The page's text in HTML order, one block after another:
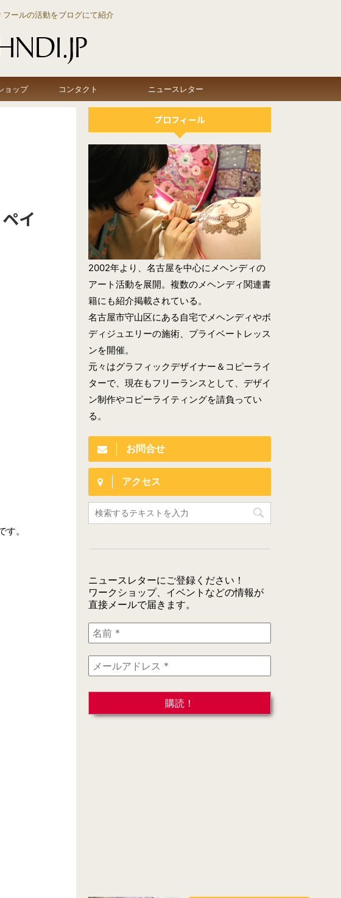
ールの活動をブログにて紹介
ョップ コンタクト ニュースレター
イ
。
プロフィール
2002年より、名古屋を中心にメヘンディの
アート活動を展開。複数のメヘンディ関連書
籍にも紹介掲載されている。
名古屋市守山区にある自宅でメヘンディやボ
ディジュエリーの施術、プライベートレッス
ンを開催。
元々はグラフィックデザイナー＆コピーライ
ターで、現在もフリーランスとして、デザイ
ン制作やコピーライティングを請負ってい
る。
お問合せ
アクセス
ニュースレターにご登録ください！
ワークショップ、イベントなどの情報が
直接メールで届きます。
名
前
*
ー